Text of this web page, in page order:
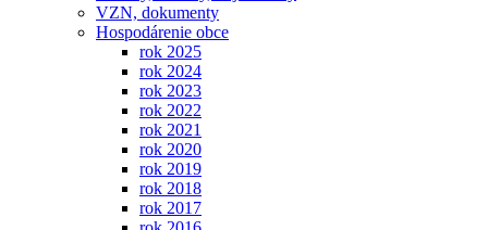
VZN, dokumenty
Hospodárenie obce
rok 2025
rok 2024
rok 2023
rok 2022
rok 2021
rok 2020
rok 2019
rok 2018
rok 2017